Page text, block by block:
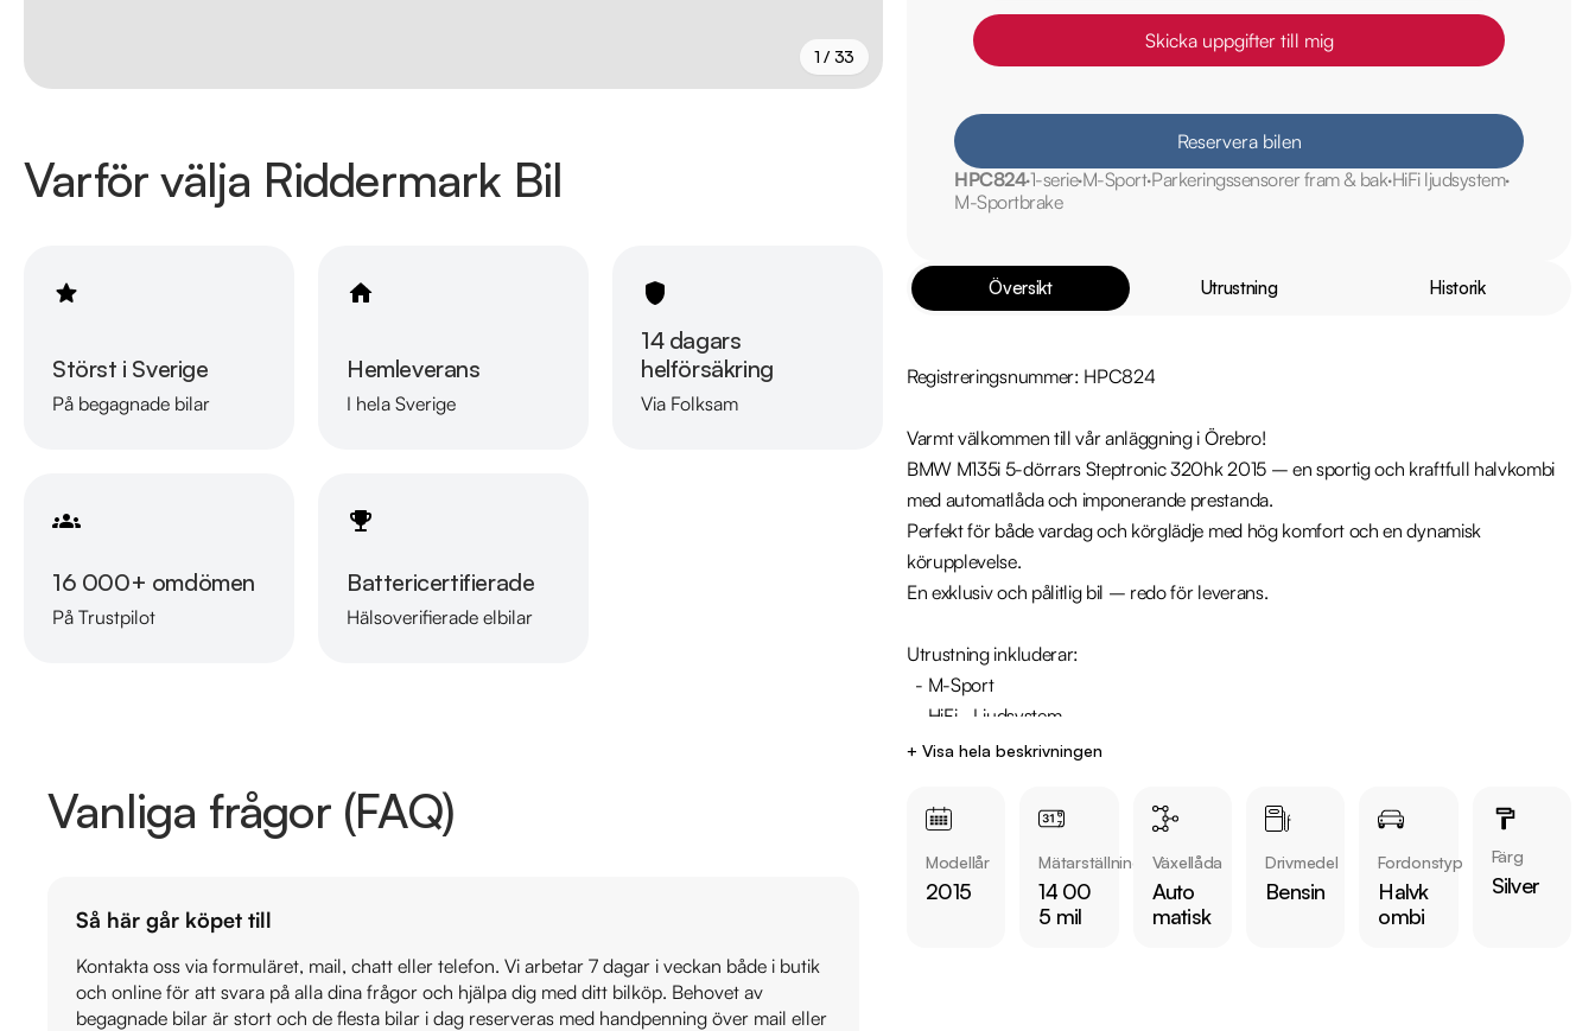
1 / 33
Varför välja Riddermark Bil
Störst i Sverige
På begagnade bilar
Hemleverans
I hela Sverige
14 dagars
helförsäkring
Via Folksam
16 000+ omdömen
På Trustpilot
Battericertifierade
Hälsoverifierade elbilar
Vanliga frågor (FAQ)
Så här går köpet till
Kontakta oss via formuläret, mail, chatt eller telefon. Vi arbetar 7 dagar i veckan både i butik
och online för att svara på alla dina frågor och hjälpa dig med ditt bilköp. Behovet av
begagnade bilar är stort och de flesta bilar i dag reserveras med handpenning över mail eller
Skicka uppgifter till mig
Reservera bilen
HPC8241-serieM-Sport Parkeringssensorer fram & bakHiFi ljudsystem
M-Sportbrake
Översikt Utrustning Historik
Registreringsnummer: HPC824
Varmt välkommen till vår anläggning i Örebro!
BMW M135i 5-dörrars Steptronic 320hk 2015 – en sportig och kraftfull halvkombi
med automatlåda och imponerande prestanda.
Perfekt för både vardag och körglädje med hög komfort och en dynamisk
körupplevelse.
En exklusiv och pålitlig bil – redo för leverans.
Utrustning inkluderar:
  - Parkeringssensorer fram & bak
Övrig information om bilen:
Årsskatt: Endast 1768 kr
+ Visa hela beskrivningen
Modellår
2015
Mätarställning
14 00
5 mil
Växellåda
Auto
matisk
Drivmedel
Bensin
Fordonstyp
Halvk
ombi
Färg
Silver